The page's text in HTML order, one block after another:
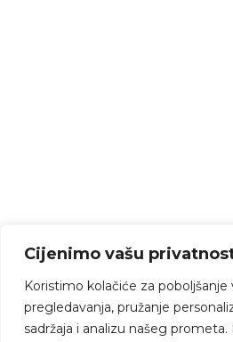
Cijenimo vašu
Koristimo kolačiće za poboljšanje
pregledavanja, pružanje
sadržaja i analizu našeg